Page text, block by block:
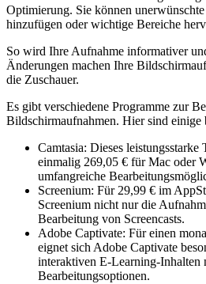
Optimierung. Sie können
hinzufügen oder wichtige Bereiche
So wird Ihre Aufnahme informativer
Änderungen machen Ihre
die Zuschauer.
Es gibt verschiedene Programme zur
Bildschirmaufnahmen. Hier sind einige
Camtasia: Dieses
einmalig 269,05 € für Mac oder
umfangreiche
Screenium: Für 29,99 € im
Screenium nicht nur die
Bearbeitung von Screencasts.
Adobe Captivate: Für einen
eignet sich Adobe Captivate
interaktiven E-Learning-Inhalten
Bearbeitungsoptionen.